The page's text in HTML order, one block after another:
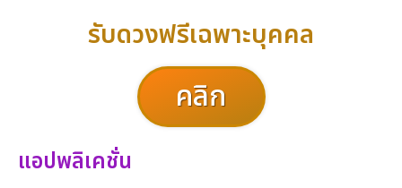
รับดวงฟรีเฉพาะบุคคล
คลิก
แอปพลิเคชั่น